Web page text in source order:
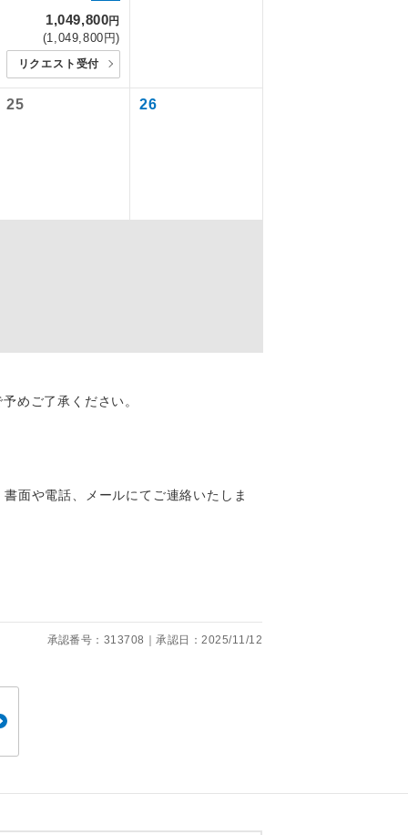
1,049,800円
(1,049,800円)
リクエスト受付
25 26
めご了承ください。
面や電話、メールにてご連絡いたしま
承認番号：313708｜承認日：2025/11/12
ます。
。別途お支
1,000円
行機や鉄
訪ねるコー
便利で